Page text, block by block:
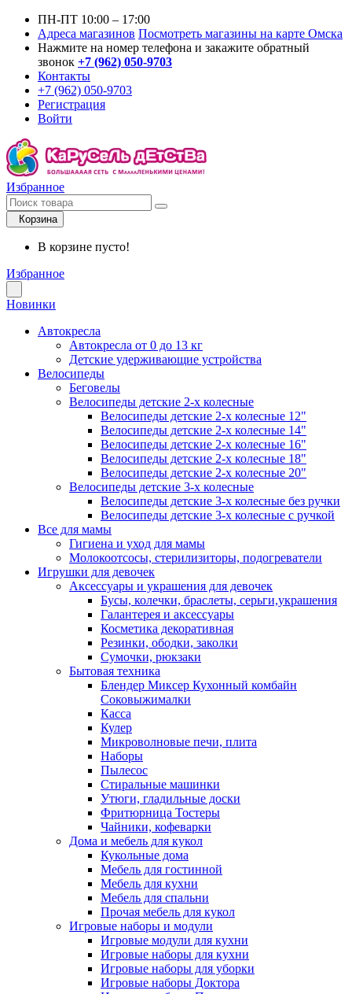
ПН-ПТ 10:00 – 17:00
Адреса магазинов Посмотреть магазины на карте Омска
Нажмите на номер телефона и закажите обратный
звонок +7 (962) 050-9703
Контакты
+7 (962) 050-9703
Регистрация
Войти
Избранное
Корзина
В корзине пусто!
Избранное
Новинки
Автокресла
Автокресла от 0 до 13 кг
Детские удерживающие устройства
Велосипеды
Беговелы
Велосипеды детские 2-х колесные
Велосипеды детские 2-х колесные 12"
Велосипеды детские 2-х колесные 14"
Велосипеды детские 2-х колесные 16"
Велосипеды детские 2-х колесные 18"
Велосипеды детские 2-х колесные 20"
Велосипеды детские 3-х колесные
Велосипеды детские 3-х колесные без ручки
Велосипеды детские 3-х колесные с ручкой
Все для мамы
Гигиена и уход для мамы
Молокоотсосы, стерилизиторы, подогреватели
Игрушки для девочек
Аксессуары и украшения для девочек
Бусы, колечки, браслеты, серьги,украшения
Галантерея и аксессуары
Косметика декоративная
Резинки, ободки, заколки
Сумочки, рюкзаки
Бытовая техника
Блендер Миксер Кухонный комбайн
Соковыжималки
Касса
Кулер
Микроволновые печи, плита
Наборы
Пылесос
Стиральные машинки
Утюги, гладильные доски
Фритюрница Тостеры
Чайники, кофеварки
Дома и мебель для кукол
Кукольные дома
Мебель для гостинной
Мебель для кухни
Мебель для спальни
Прочая мебель для кукол
Игровые наборы и модули
Игровые модули для кухни
Игровые наборы для кухни
Игровые наборы для уборки
Игровые наборы Доктора